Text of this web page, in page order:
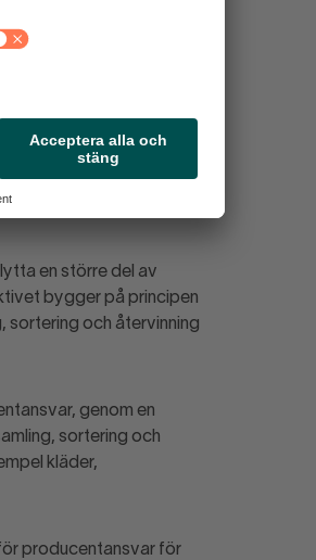
till än mer hållbara och
måste införa ett
en större del av
bygger på principen
sortering och återvinning
genom en
sortering och
kläder,
producentansvar för